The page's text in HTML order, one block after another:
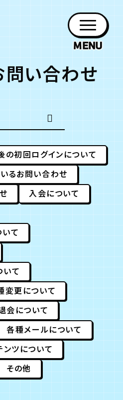
ァンクラブ
ログイン
らせ
NEWS
ムービー
MOVIE
ファンクラブ
NEWS MOVIE
ブ
問い合わせ
の初回ログインについて
るお問い合わせ
入会について
て
て
変更について
会について
各種メールについて
ンツについて
その他